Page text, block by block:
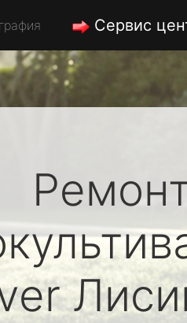
Сервис